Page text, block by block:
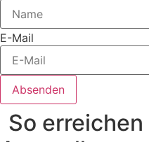
E-Mail
Absenden
So